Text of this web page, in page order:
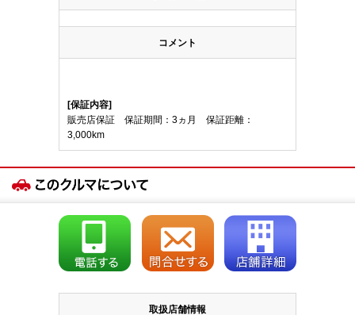
コメント
[保証内容]
販売店保証 保証期間：3ヵ月 保証距離：
3,000km
取扱店舗情報